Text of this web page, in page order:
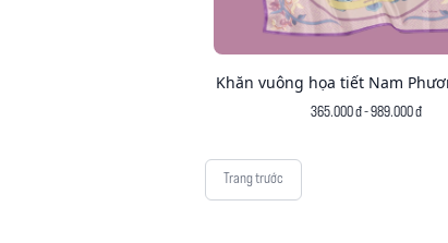
Khăn vuông họa tiết Nam
Hậu
365.000 đ - 989.000 đ
Trang trước